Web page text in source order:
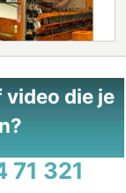
video die je
71 321